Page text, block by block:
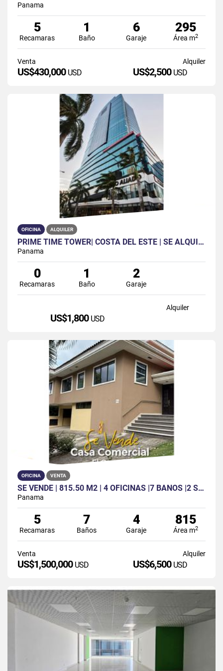
Panama
5
Recamaras
1
Baño
6
Garaje
295
Área m2
Venta
US$430,000 USD
Alquiler
US$2,500 USD
OFICINA ALQUILER
PRIME TIME TOWER| COSTA DEL ESTE | SE ALQUILA | OFICINA | 2 PARK
Panama
0
Recamaras
1
Baño
2
Garaje
Alquiler
US$1,800 USD
OFICINA VENTA
SE VENDE | 815.50 M2 | 4 OFICINAS |7 BAÑOS |2 SALONES | 4 PARKING
Panama
5
Recamaras
7
Baños
4
Garaje
815
Área m2
Venta
US$1,500,000 USD
Alquiler
US$6,500 USD